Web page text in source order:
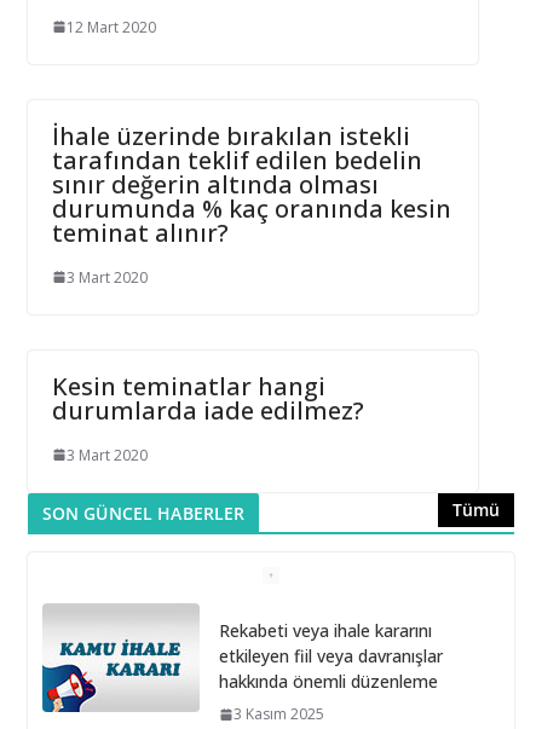
12 Mart 2020
İhale üzerinde bırakılan istekli
tarafından teklif edilen bedelin
sınır değerin altında olması
durumunda % kaç oranında kesin
teminat alınır?
3 Mart 2020
Kesin teminatlar hangi
durumlarda iade edilmez?
3 Mart 2020
SON GÜNCEL HABERLER Tümü
Rekabeti veya ihale kararını
etkileyen fiil veya davranışlar
hakkında önemli düzenleme
3 Kasım 2025